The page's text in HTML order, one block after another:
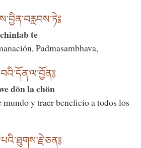
te
Padmasambhava,
dön la chön
mundo y traer beneficio a todos los